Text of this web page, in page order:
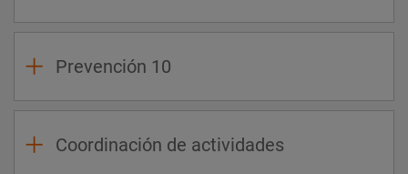
Prevención 10
Coordinación de actividades